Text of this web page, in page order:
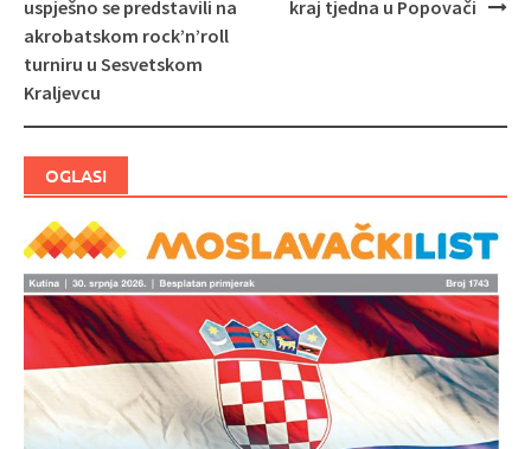
objava
uspješno se predstavili na
akrobatskom rock’n’roll
turniru u Sesvetskom
Kraljevcu
kraj tjedna u Popovači
OGLASI